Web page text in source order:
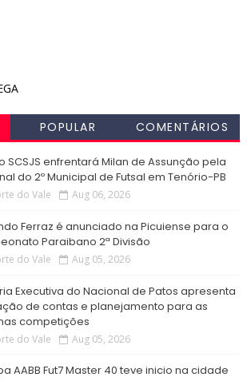
POPULAR COMENTÁRIOS
SCSJS enfrentará Milan de Assunção pela
do 2º Municipal de Futsal em Tenório-PB
do Vale Aug 06, 2026
Ferraz é anunciado na Picuiense para o
Paraibano 2ª Divisão
do Vale Aug 05, 2026
Executiva do Nacional de Patos apresenta
de contas e planejamento para as
competições
do Vale Aug 05, 2026
AABB Fut7 Master 40 teve inicio na cidade